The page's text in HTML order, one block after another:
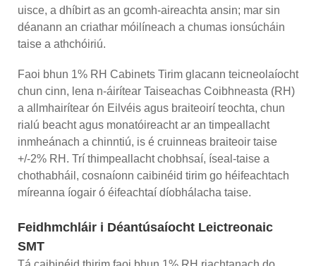
uisce, a dhíbirt as an gcomh-aireachta ansin; mar sin
déanann an criathar móilíneach a chumas ionsúcháin
taise a athchóiriú.
Faoi bhun 1% RH Cabinets Tirim glacann teicneolaíocht
chun cinn, lena n-áirítear Taiseachas Coibhneasta (RH)
a allmhairítear ón Eilvéis agus braiteoirí teochta, chun
rialú beacht agus monatóireacht ar an timpeallacht
inmheánach a chinntiú, is é cruinneas braiteoir taise
+/-2% RH. Trí thimpeallacht chobhsaí, íseal-taise a
chothabháil, cosnaíonn caibinéid tirim go héifeachtach
míreanna íogair ó éifeachtaí díobhálacha taise.
Feidhmchláir i Déantúsaíocht Leictreonaic
SMT